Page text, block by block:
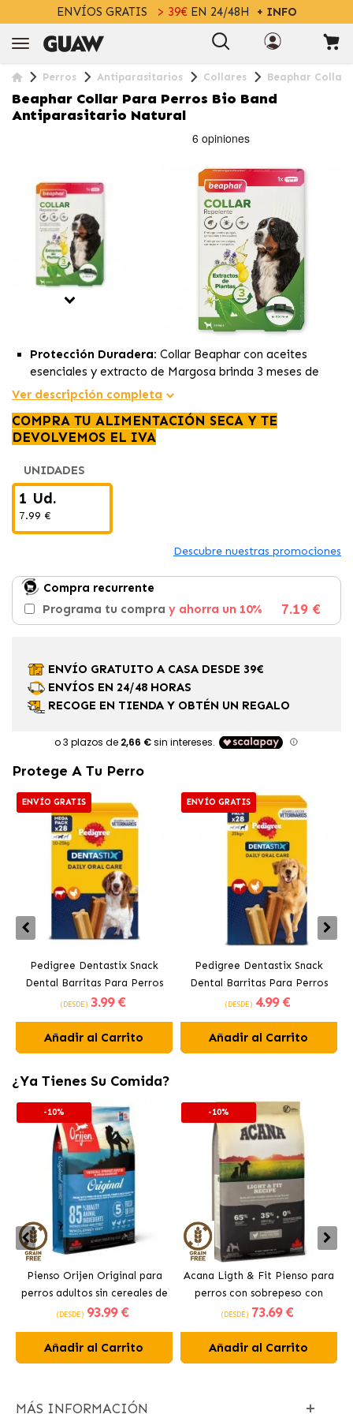
ENVÍOS GRATIS > 39€EN 24/48H + INFO
Perros Antiparasitarios Collares Beaphar Collar
Beaphar Collar Para Perros Bio Band
Antiparasitario Natural
Protección Duradera: Collar Beaphar con aceites
esenciales y extracto de Margosa brinda 3 meses de
defensa contra pulgas, garrapatas y mosquitos.
Resistente al Agua y Ajustable:
collar ajustable para perros, ofrece protección sin
desactivarse por agua. Medidas: 65 cm
aceite de lavandín repelen insectos, sin afectar los
sentidos olfativos del perro.
Ver descripción completa
COMPRA TU ALIMENTACIÓN SECA Y TE
DEVOLVEMOS EL IVA
UNIDADES
1 Ud.
7.99 €
Descubre nuestras promociones
Compra recurrente
Programa tu compra y ahorra un 10% 7.19 €
ENVÍO GRATUITO A CASA DESDE 39€
ENVÍOS EN 24/48 HORAS
RECOGE EN TIENDA Y OBTÉN UN REGALO
Protege A Tu Perro
ENVÍO GRATIS
Pedigree Dentastix Snack
Dental Barritas Para Perros
Medianos 10-25 kg
(DESDE) 3.99 €
Añadir al Carrito
ENVÍO GRATIS
Pedigree Dentastix Snack
Dental Barritas Para Perros
Grandes +25 kg
(DESDE) 4.99 €
Añadir al Carrito
¿Ya Tienes Su Comida?
-10%
Pienso Orijen Original para
perros adultos sin cereales de
pollo
(DESDE) 93.99 €
Añadir al Carrito
-10%
Acana Ligth & Fit Pienso para
perros con sobrepeso con
pollo fresco
(DESDE) 73.69 €
Añadir al Carrito
MÁS INFORMACIÓN